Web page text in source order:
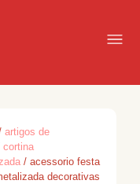
artigos de
cortina
/ acessorio festa
decorativas